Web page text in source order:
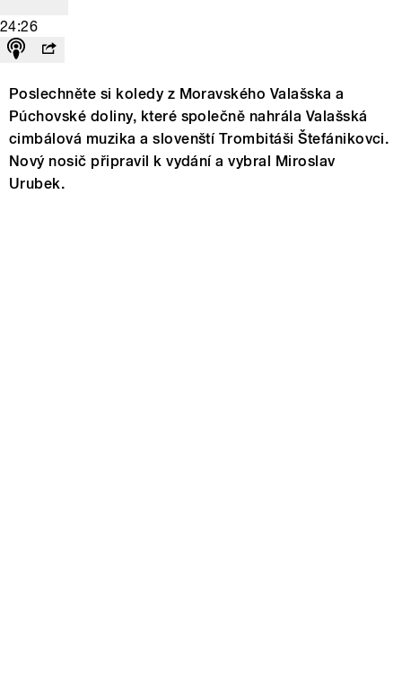
24:26
Poslechněte si koledy z Moravského Valašska a
Púchovské doliny, které společně nahrála Valašská
cimbálová muzika a slovenští Trombitáši Štefánikovci.
Nový nosič připravil k vydání a vybral Miroslav
Urubek.